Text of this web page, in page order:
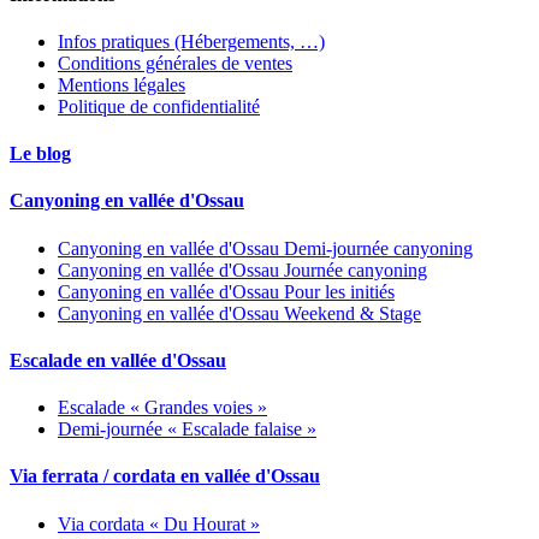
Infos pratiques (Hébergements, …)
Conditions générales de ventes
Mentions légales
Politique de confidentialité
Le blog
Canyoning en vallée d'Ossau
Canyoning en vallée d'Ossau Demi-journée canyoning
Canyoning en vallée d'Ossau Journée canyoning
Canyoning en vallée d'Ossau Pour les initiés
Canyoning en vallée d'Ossau Weekend & Stage
Escalade en vallée d'Ossau
Escalade « Grandes voies »
Demi-journée « Escalade falaise »
Via ferrata / cordata en vallée d'Ossau
Via cordata « Du Hourat »